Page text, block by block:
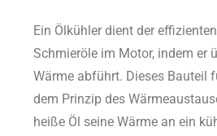
Ein Ölkühler dient der
Schmieröle im Motor, indem er
Wärme abführt. Dieses Bauteil
dem Prinzip des
heiße Öl seine Wärme an ein